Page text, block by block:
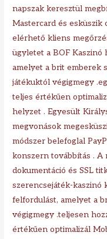
napszak keresztül
Mastercard és esküszik
elérhető kliens
ügyletet a BOF Kaszinó
amelyet a brit emberek
játékuktól végigmegy
teljes értékűen
helyzet . Egyesült
megvonások
módszer belefoglal
konszern továbbítás . A
dokumentáció és SSL
szerencsejáték-kaszinó
felfordulást, amelyet a
végigmegy .teljesen
értékűen optimalizál